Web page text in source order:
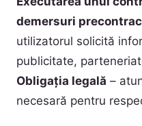
demersuri
utilizatorul solicită
publicitate,
Obligația legală –
necesară pentru